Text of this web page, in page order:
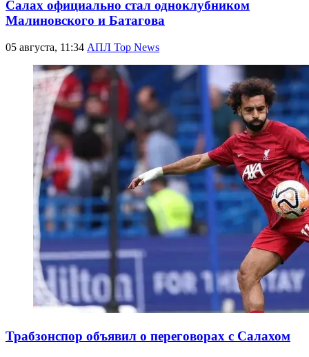
Салах официально стал одноклубником
Малиновского и Батагова
05 августа, 11:34 АПЛ Top News
Трабзонспор объявил о переговорах с Салахом